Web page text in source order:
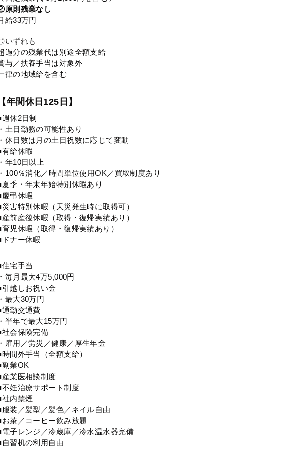
原則残業なし
給33万円
いずれも
過分の残業代は別途全額支給
与／扶養手当は対象外
律の地域給を含む
年間休日125日】
休2日制
土日勤務の可能性あり
休日数は月の土日祝数に応じて変動
有給休暇
年10日以上
100％消化／時間単位使用OK／買取制度あり
夏季・年末年始特別休暇あり
慶弔休暇
災害特別休暇（天災発生時に取得可）
産前産後休暇（取得・復帰実績あり）
育児休暇（取得・復帰実績あり）
ドナー休暇
住宅手当
毎月最大4万5,000円
引越しお祝い金
最大30万円
通勤交通費
半年で最大15万円
社会保険完備
雇用／労災／健康／厚生年金
間外手当（全額支給）
副業OK
産業医相談制度
不妊治療サポート制度
社内禁煙
服装／髪型／髪色／ネイル自由
お茶／コーヒー飲み放題
電子レンジ／冷蔵庫／冷水温水器完備
自習机の利用自由